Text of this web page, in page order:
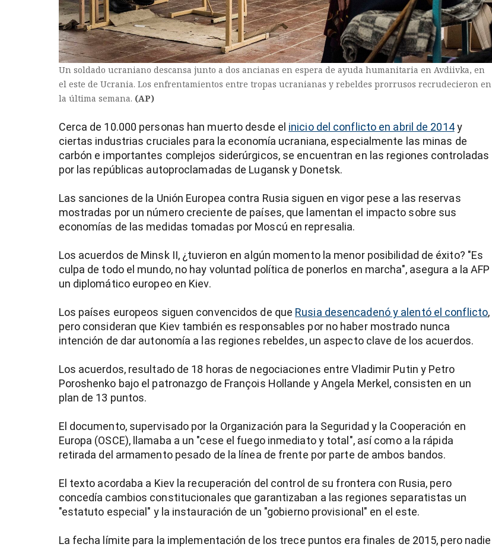
Un soldado ucraniano descansa junto a dos ancianas en espera de ayuda humanitaria en Avdiivka, en
el este de Ucrania. Los enfrentamientos entre tropas ucranianas y rebeldes prorrusos recrudecieron en
la última semana. (AP)
Cerca de 10.000 personas han muerto desde el inicio del conflicto en abril de 2014y
ciertas industrias cruciales para la economía ucraniana, especialmente las minas de
carbón e importantes complejos siderúrgicos, se encuentran en las regiones controladas
por las repúblicas autoproclamadas de Lugansk y Donetsk.
Las sanciones de la Unión Europea contra Rusia siguen en vigor pese a las reservas
mostradas por un número creciente de países, que lamentan el impacto sobre sus
economías de las medidas tomadas por Moscú en represalia.
Los acuerdos de Minsk II, ¿tuvieron en algún momento la menor posibilidad de éxito? "Es
culpa de todo el mundo, no hay voluntad política de ponerlos en marcha", asegura a la AFP
un diplomático europeo en Kiev.
Los países europeos siguen convencidos de que Rusia desencadenó y alentó el conflicto,
pero consideran que Kiev también es responsables por no haber mostrado nunca
intención de dar autonomía a las regiones rebeldes, un aspecto clave de los acuerdos.
Los acuerdos, resultado de 18 horas de negociaciones entre Vladimir Putin y Petro
Poroshenko bajo el patronazgo de François Hollande y Angela Merkel, consisten en un
plan de 13 puntos.
El documento, supervisado por la Organización para la Seguridad y la Cooperación en
Europa (OSCE), llamaba a un "cese el fuego inmediato y total", así como a la rápida
retirada del armamento pesado de la línea de frente por parte de ambos bandos.
El texto acordaba a Kiev la recuperación del control de su frontera con Rusia, pero
concedía cambios constitucionales que garantizaban a las regiones separatistas un
"estatuto especial" y la instauración de un "gobierno provisional" en el este.
La fecha límite para la implementación de los trece puntos era finales de 2015, pero nadie